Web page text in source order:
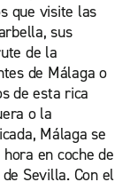
que visite las
sus
de la
de Málaga o
de esta rica
o la
Málaga se
en coche de
Sevilla. Con el